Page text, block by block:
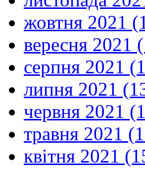
жовтня 2021
вересня 2021
серпня 2021
липня 2021
червня 2021
травня 2021
квітня 2021